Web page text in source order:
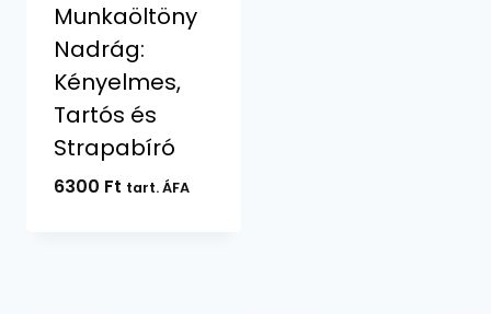
Munkaöltöny
Nadrág:
Kényelmes,
Tartós és
Strapabíró
6300 Ft tart. ÁFA